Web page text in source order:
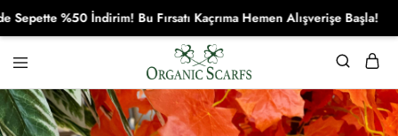
Organikscarf
%50 İndirim! Bu Fırsatı Kaçrıma Hemen Alışverişe Başla!